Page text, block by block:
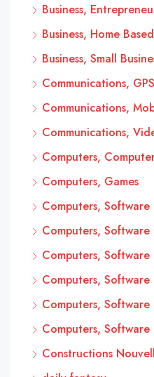
Business,
Business, Home
Business, Small
Communications, GPS
Communications,
Communications,
Computers,
Computers, Games
Computers, Software
Computers, Software
Computers, Software
Computers, Software
Computers, Software
Computers, Software
Constructions